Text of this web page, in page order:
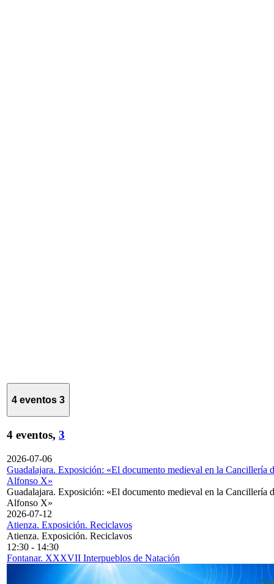
4 eventos 3
4 eventos, 3
2026-07-06
Guadalajara. Exposición: «El documento medieval en la Cancillería
Alfonso X»
Guadalajara. Exposición: «El documento medieval en la Cancillería
Alfonso X»
2026-07-12
Atienza. Exposición. Reciclavos
Atienza. Exposición. Reciclavos
12:30 - 14:30
Fontanar. XXXVII Interpueblos de Natación